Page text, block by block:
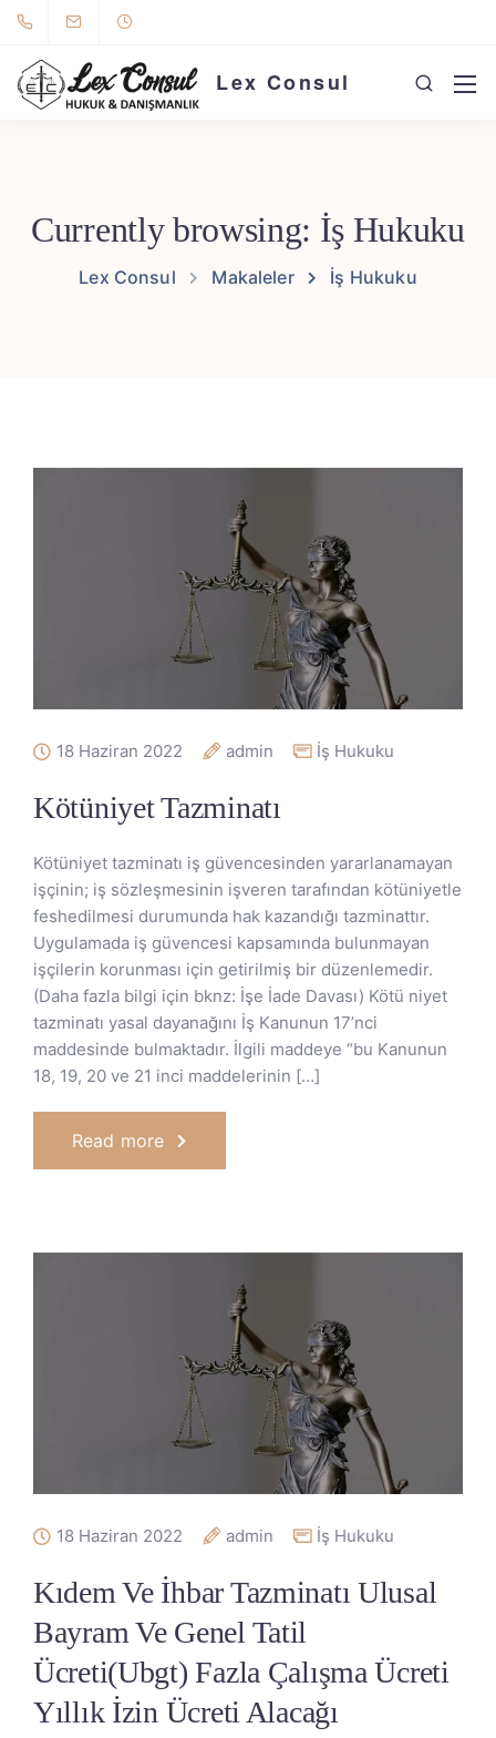
Lex Consul
Currently browsing: İş Hukuku
Lex Consul Makaleler İş Hukuku
18 Haziran 2022 admin İş Hukuku
Kötüniyet Tazminatı
Kötüniyet tazminatı iş güvencesinden yararlanamayan
işçinin; iş sözleşmesinin işveren tarafından kötüniyetle
feshedilmesi durumunda hak kazandığı tazminattır.
Uygulamada iş güvencesi kapsamında bulunmayan
işçilerin korunması için getirilmiş bir düzenlemedir.
(Daha fazla bilgi için bknz: İşe İade Davası) Kötü niyet
tazminatı yasal dayanağını İş Kanunun 17’nci
maddesinde bulmaktadır. İlgili maddeye “bu Kanunun
18, 19, 20 ve 21 inci maddelerinin […]
Read more
18 Haziran 2022 admin İş Hukuku
Kıdem Ve İhbar Tazminatı Ulusal
Bayram Ve Genel Tatil
Ücreti(Ubgt) Fazla Çalışma Ücreti
Yıllık İzin Ücreti Alacağı